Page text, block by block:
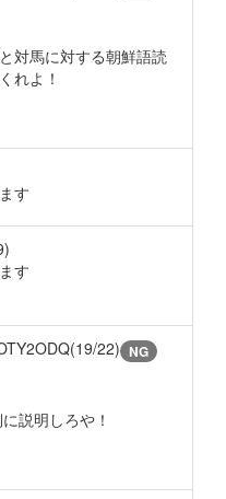
対馬に対する朝鮮語読
れよ！
す
す
22) NG
説明しろや！